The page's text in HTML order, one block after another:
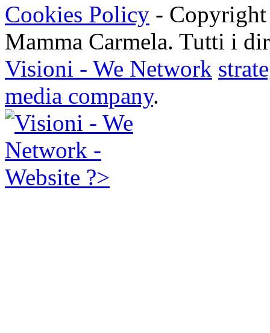
Cookies Policy - Copyright
Mamma Carmela. Tutti i
Visioni - We Network
media company.